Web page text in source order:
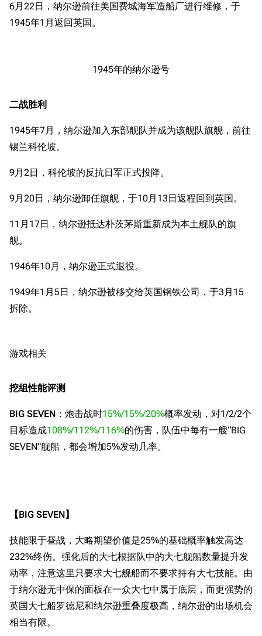
编辑规范
战利品与功勋
装备属性一览
港区系统
勋章
音乐
宿舍与家具
浴室
学院与战术
放映厅
工程局
考据勘误汇总
历代登录界面
物品道具
舰娘对话小剧场
舰船造船厂一览
美海军惯导系统
意大利军舰一览
卫星观测
艾拉微博存档
友情链接
舰少资料库
NGA战舰少女R专
区
萌娘百科战舰少女
资料站
JSTOR期刊图书馆
Navweaps（镜
像）
6月22日，纳尔逊前往美国费城海军造船厂进行维修，于
1945年1月返回英国。
1945年的纳尔逊号
二战胜利
1945年7月，纳尔逊加入东部舰队并成为该舰队旗舰，前往
锡兰科伦坡。
9月2日，科伦坡的反抗日军正式投降。
9月20日，纳尔逊卸任旗舰，于10月13日返程回到英国。
11月17日，纳尔逊抵达朴茨茅斯重新成为本土舰队的旗
舰。
1946年10月，纳尔逊正式退役。
1949年1月5日，纳尔逊被移交给英国钢铁公司，于3月15
拆除。
游戏相关
挖组性能评测
BIG SEVEN ：炮击战时15%/15%/20%概率发动，对1/2/2个
目标造成108%/112%/116%的伤害，队伍中每有一艘“BIG
SEVEN”舰船，都会增加5%发动几率。
【BIG SEVEN】
技能限于昼战，大略期望价值是25%的基础概率触发高达
232%终伤。强化后的大七根据队中的大七舰船数量提升发
动率，注意这里只要求大七舰船而不要求持有大七技能。由
于纳尔逊无中保的面板在一众大七中属于底层，而更强势的
英国大七船罗德尼和纳尔逊重叠度极高，纳尔逊的出场机会
相当有限。
纳尔逊级设计简介
设计过程
基础参数
武装配置
装甲防护